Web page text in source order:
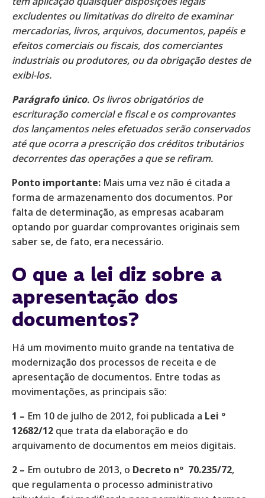
excludentes ou limitativas do direito de examinar
mercadorias, livros, arquivos, documentos, papéis e
efeitos comerciais ou fiscais, dos comerciantes
industriais ou produtores, ou da obrigação destes de
exibi-los.
Parágrafo único. Os livros obrigatórios de
escrituração comercial e fiscal e os comprovantes
dos lançamentos neles efetuados serão conservados
até que ocorra a prescrição dos créditos tributários
decorrentes das operações a que se refiram.
Ponto importante: Mais uma vez não é citada a
forma de armazenamento dos documentos. Por
falta de determinação, as empresas acabaram
optando por guardar comprovantes originais sem
saber se, de fato, era necessário.
O que a lei diz sobre a
apresentação dos
documentos?
Há um movimento muito grande na tentativa de
modernização dos processos de receita e de
apresentação de documentos. Entre todas as
movimentações, as principais são:
1 – Em 10 de julho de 2012, foi publicada a Lei º
12682/12 que trata da elaboração e do
arquivamento de documentos em meios digitais.
2 – Em outubro de 2013, o Decreto nº 70.235/72,
que regulamenta o processo administrativo